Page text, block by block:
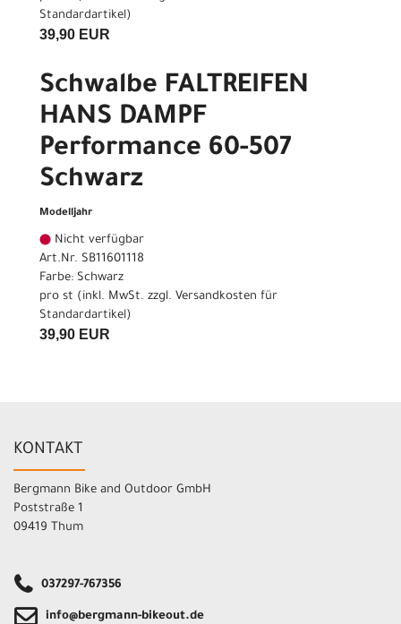
Standardartikel)
39,90 EUR
Schwalbe FALTREIFEN
HANS DAMPF
Performance 60-507
Schwarz
Modelljahr
Nicht verfügbar
Art.Nr. SB11601118
Farbe: Schwarz
pro st (inkl. MwSt. zzgl. Versandkosten für
Standardartikel)
39,90 EUR
KONTAKT
Bergmann Bike and Outdoor GmbH
Poststraße 1
09419 Thum
037297-767356
info@bergmann-bikeout.de